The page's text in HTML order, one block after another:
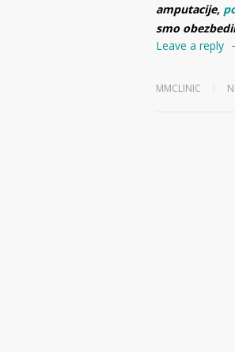
amputacije,
smo
Leave a reply
MMCLINIC